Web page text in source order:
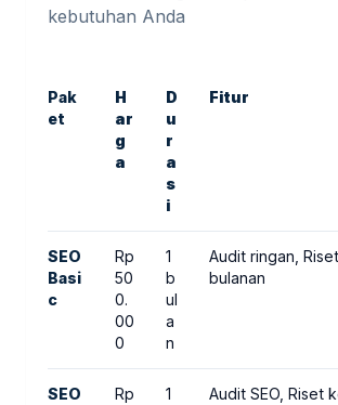
kebutuhan Anda
Pak
et
H
ar
g
a
D
u
r
a
s
i
Fitur
SEO
Basi
c
Rp
50
0.
00
0
1
b
ul
a
n
Audit ringan,
bulanan
SEO Rp 1 Audit SEO, Riset